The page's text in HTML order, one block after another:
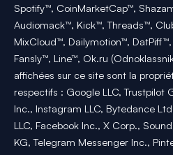
Spotify™, CoinMarketCap™,
Audiomack™, Kick™, Threads™,
MixCloud™, Dailymotion™,
Fansly™, Line™, Ok.ru
affichées sur ce site sont la
respectifs : Google LLC, Trustpilot
Inc., Instagram LLC, Bytedance
LLC, Facebook Inc., X Corp.,
KG, Telegram Messenger Inc.,